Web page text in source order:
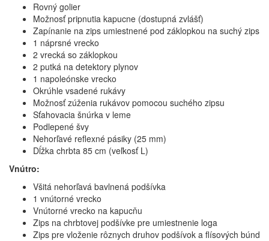
Rovný golier
Možnosť pripnutia kapucne (dostupná zvlášť)
Zapínanie na zips umiestnené pod záklopkou na suchý zips
1 náprsné vrecko
2 vrecká so záklopkou
2 putká na detektory plynov
1 napoleónske vrecko
Okrúhle vsadené rukávy
Možnosť zúženia rukávov pomocou suchého zipsu
Sťahovacia šnúrka v leme
Podlepené švy
Nehorľavé reflexné pásiky (25 mm)
Dĺžka chrbta 85 cm (veľkosť L)
Vnútro:
Všitá nehorľavá bavlnená podšívka
1 vnútorné vrecko
Vnútorné vrecko na kapucňu
Zips na chrbtovej podšívke pre umiestnenie loga
Zips pre vloženie rôznych druhov podšívok a flísových búnd